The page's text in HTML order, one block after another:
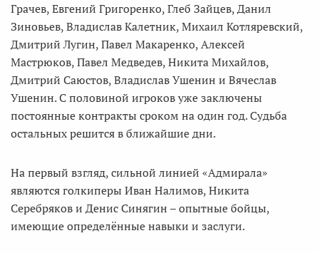
Грачев, Евгений Григоренко, Глеб Зайцев, Данил
Зиновьев, Владислав Калетник, Михаил Котляревский,
Дмитрий Лугин, Павел Макаренко, Алексей
Мастрюков, Павел Медведев, Никита Михайлов,
Дмитрий Саюстов, Владислав Ушенин и Вячеслав
Ушенин. С половиной игроков уже заключены
постоянные контракты сроком на один год. Судьба
остальных решится в ближайшие дни.
На первый взгляд, сильной линией «Адмирала»
являются голкиперы Иван Налимов, Никита
Серебряков и Денис Синягин – опытные бойцы,
имеющие определённые навыки и заслуги.